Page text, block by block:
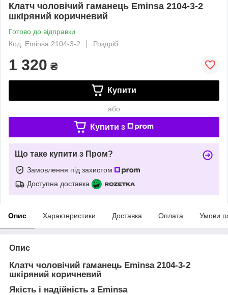
Клатч чоловічий гаманець Eminsa 2104-3-2
шкіряний коричневий
Готово до відправки
Код: Eminsa 2104-3-2
Роздріб
1 320 ₴
Купити
або
Купити з
Що таке купити з Пром?
Замовлення під захистом
Доступна доставка
Опис Характеристики Доставка Оплата Умови
Опис
Клатч чоловічий гаманець Eminsa 2104-3-2
шкіряний коричневий
Якість і надійність з Eminsa